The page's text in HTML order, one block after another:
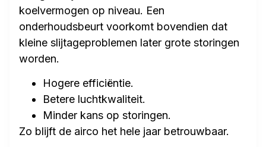
koelvermogen op niveau. Een
onderhoudsbeurt voorkomt bovendien dat
kleine slijtageproblemen later grote storingen
worden.
Hogere efficiëntie.
Betere luchtkwaliteit.
Minder kans op storingen.
Zo blijft de airco het hele jaar betrouwbaar.